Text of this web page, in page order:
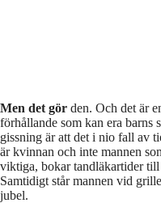
Men det gör den. Och det är
förhållande som kan era barns
gissning är att det i nio fall av
är kvinnan och inte mannen
viktiga, bokar tandläkartider
Samtidigt står mannen vid
jubel.